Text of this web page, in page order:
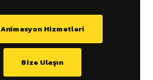
Animasyon Hizmetleri
Bize Ulaşın